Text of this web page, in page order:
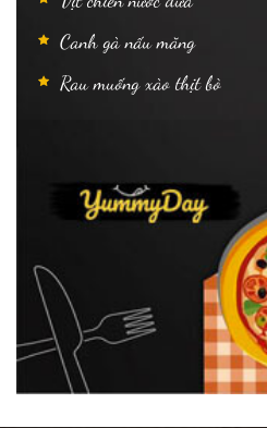
Canh gà nấu măng
Rau muống xào thịt bò